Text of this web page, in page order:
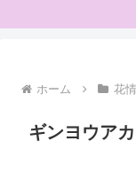
ホーム 花
ギンヨウア